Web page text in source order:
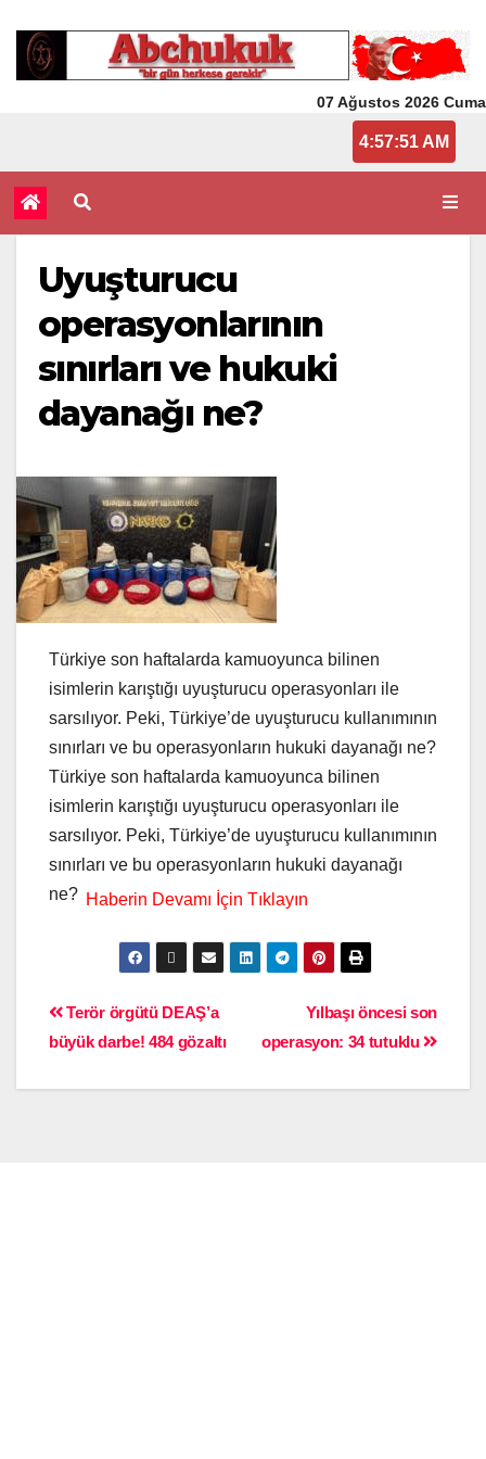
07 Ağustos 2026 Cuma
4:57:51 AM
Uyuşturucu
operasyonlarının
sınırları ve hukuki
dayanağı ne?
Türkiye son haftalarda kamuoyunca bilinen
isimlerin karıştığı uyuşturucu operasyonları ile
sarsılıyor. Peki, Türkiye’de uyuşturucu kullanımının
sınırları ve bu operasyonların hukuki dayanağı ne?
Türkiye son haftalarda kamuoyunca bilinen
isimlerin karıştığı uyuşturucu operasyonları ile
sarsılıyor. Peki, Türkiye’de uyuşturucu kullanımının
sınırları ve bu operasyonların hukuki dayanağı
ne?
Yılbaşı öncesi son
operasyon: 34 tutuklu
Terör örgütü DEAŞ’a
büyük darbe! 484 gözaltı